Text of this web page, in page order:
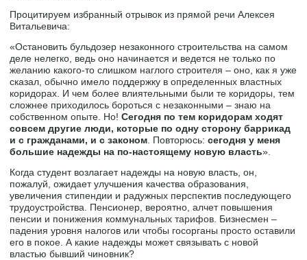
Процитируем избранный отрывок из прямой речи Алексея
Витальевича:
«Остановить бульдозер незаконного строительства на самом
деле нелегко, ведь оно начинается и ведется не только по
желанию какого-то слишком наглого строителя – оно, как я уже
сказал, обычно имело поддержку в определенных властных
коридорах. И чем более влиятельными были те коридоры, тем
сложнее приходилось бороться с незаконными – знаю на
собственном опыте. Но!Сегодня по тем коридорам ходят
совсем другие люди, которые по одну сторону баррикад
и с гражданами, и с законом . Повторюсь:сегодня у меня
большие надежды на по-настоящему новую власть».
Когда студент возлагает надежды на новую власть, он,
пожалуй, ожидает улучшения качества образования,
увеличения стипендии и радужных перспектив последующего
трудоустройства. Пенсионер, вероятно, алчет повышения
пенсии и понижения коммунальных тарифов. Бизнесмен –
падения уровня налогов или чтобы госорганы просто оставили
его в покое. А какие надежды может связывать с новой
властью бывший чиновник?